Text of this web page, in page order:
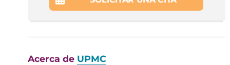
Acerca de UPMC